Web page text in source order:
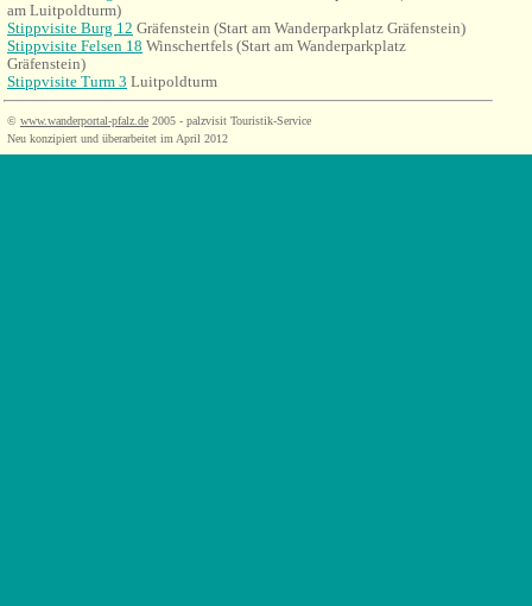
am Luitpoldturm)
Stippvisite Burg 12 Gräfenstein (Start am Wanderparkplatz Gräfenstein)
Stippvisite Felsen 18 Winschertfels (Start am Wanderparkplatz
Gräfenstein)
Stippvisite Turm 3 Luitpoldturm
© www.wanderportal-pfalz.de 2005 - palzvisit Touristik-Service
Neu konzipiert und überarbeitet im April 2012